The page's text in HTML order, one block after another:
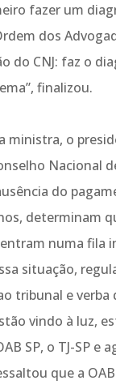
fazer um
dos
do CNJ: faz o
finalizou.
ministra, o
Nacional
do
determinam
numa fila
situação,
tribunal e verba
vindo à luz,
SP, o TJ-SP e
que a